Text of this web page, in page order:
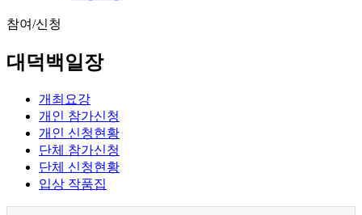
참여/신청
대덕백일장
개최요강
개인 참가신청
개인 신청현황
단체 참가신청
단체 신청현황
입상 작품집